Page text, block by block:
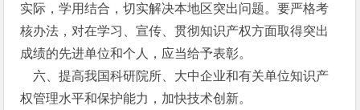
实际，学用结合，切实解决本地区突出问题。要严格考
核办法，对在学习、宣传、贯彻知识产权方面取得突出
成绩的先进单位和个人，应当给予表彰。
六、提高我国科研院所、大中企业和有关单位知识产
权管理水平和保护能力，加快技术创新。